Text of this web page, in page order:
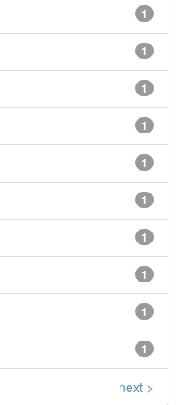
1
1
1
1
1
1
1
1
1
1
next >